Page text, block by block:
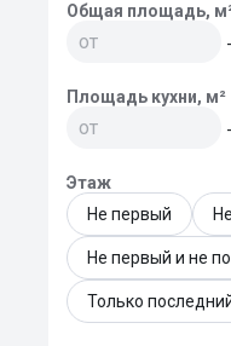
Общая площадь,
Площадь кухни, м²
Этаж
Не первый
Не первый и не
Только